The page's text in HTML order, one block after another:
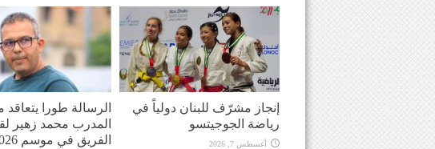
إنجاز مشرّف للبنان دولياً في
رياضة الجوجيتسو
أغسطس 7, 2026
الرسالة طورا يتعاقد
المدرب محمد زهير
الفريق في موسم 2026-2027